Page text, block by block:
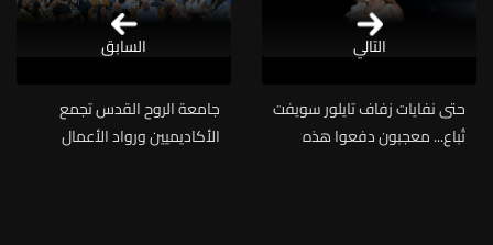
التالي
حتى نفايات زفاف تايلور سويفت
تُباع... معجبون دفعوا هذه
جامعة الروح القدس تجمع
الأكاديميين ورواد الأعمال
السابق